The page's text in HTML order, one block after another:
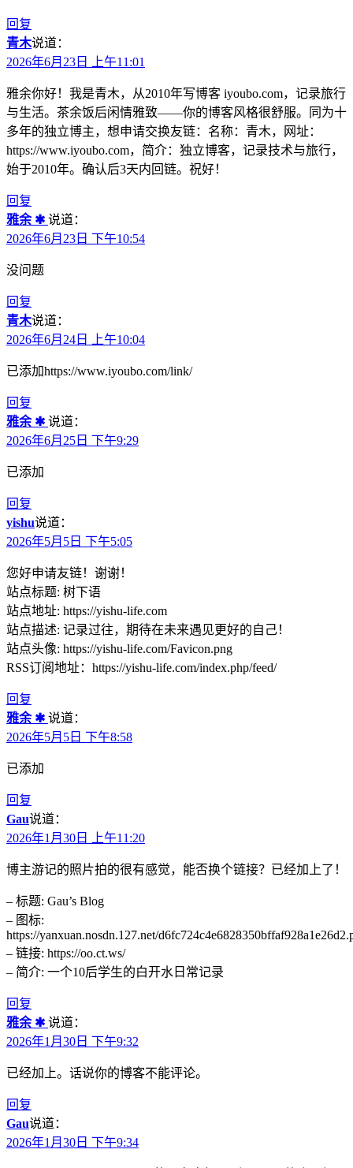
回复
青木说道：
2026年6月23日 上午11:01
雅余你好！我是青木，从2010年写博客 iyoubo.com，记录旅行
与生活。茶余饭后闲情雅致——你的博客风格很舒服。同为十
多年的独立博主，想申请交换友链：名称：青木，网址：
https://www.iyoubo.com，简介：独立博客，记录技术与旅行，
始于2010年。确认后3天内回链。祝好！
回复
雅余 ✱ 说道：
2026年6月23日 下午10:54
没问题
回复
青木说道：
2026年6月24日 上午10:04
已添加https://www.iyoubo.com/link/
回复
雅余 ✱ 说道：
2026年6月25日 下午9:29
已添加
回复
yishu说道：
2026年5月5日 下午5:05
您好申请友链！谢谢！
站点标题: 树下语
站点地址: https://yishu-life.com
站点描述: 记录过往，期待在未来遇见更好的自己！
站点头像: https://yishu-life.com/Favicon.png
RSS订阅地址：https://yishu-life.com/index.php/feed/
回复
雅余 ✱ 说道：
2026年5月5日 下午8:58
已添加
回复
Gau说道：
2026年1月30日 上午11:20
博主游记的照片拍的很有感觉，能否换个链接？已经加上了！
– 标题: Gau’s Blog
– 图标:
https://yanxuan.nosdn.127.net/
– 链接: https://oo.ct.ws/
– 简介: 一个10后学生的白开水日常记录
回复
雅余 ✱ 说道：
2026年1月30日 下午9:32
已经加上。话说你的博客不能评论。
回复
Gau说道：
2026年1月30日 下午9:34